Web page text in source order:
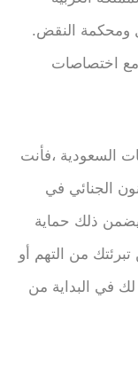
ومحكمة النقض.
مع اختصاصات
السعودية ،فأنت
الجنائي في
ذلك حماية
من التهم أو
في البداية من